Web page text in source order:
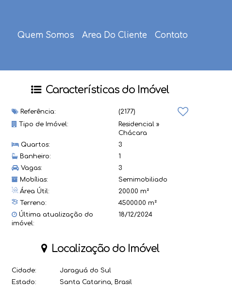
Quem Somos Area Do Cliente Contato
Características do Imóvel
Referência:
(2177)
Tipo de Imóvel:
Residencial »
Chácara
Quartos:
3
Banheiro:
1
Vagas:
3
Mobílias:
Semimobiliado
Área Útil:
200.00 m²
Terreno:
45000.00 m²
Última atualização do
imóvel:
18/12/2024
Localização do Imóvel
Cidade:
Jaraguá do Sul
Estado:
Santa Catarina, Brasil